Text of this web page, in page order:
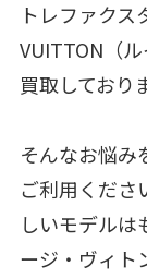
トレファクス
VUITTON（
買取しており
そんなお悩み
ご利用くださ
しいモデル
ージ・ヴィト